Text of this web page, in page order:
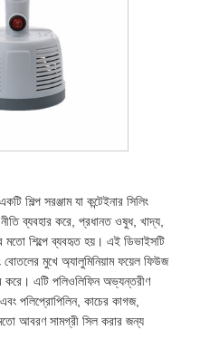
শিল্প সরঞ্জাম যা কন্টেইনার সিলিং
ব্যবহার করে, প্রধানত ওষুধ, খাদ্য,
মতো শিল্পে ব্যবহৃত হয়। এই ডিভাইসটি
মুখে অ্যালুমিনিয়াম ফয়েল ফিউজ
করে। এটি পলিওলিফিন অভ্যন্তরীণ
পলিপ্রোপিলিন, কাচের কাগজ,
মতো আবরণ সামগ্রী সিল করার জন্য